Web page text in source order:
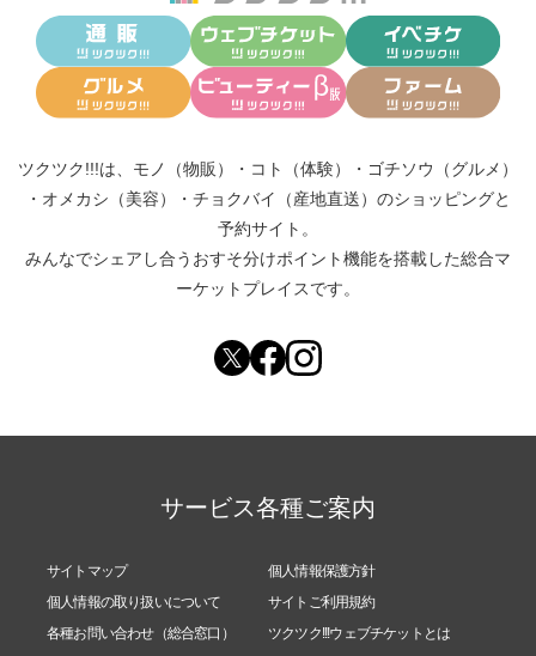
○マニキュアカラー ¥8.800
[敏感肌の方や、アレルギー体質の方、髪に負担をか
す。]
○ヘナカラー ¥8.800
[天然植物の葉を粉にしたもので染めるコース。自然
＜＜＜＜ヘッドスパ＞＞＞＞
ツクツク!!!は、 モノ（物販） ・ コト（体験） ・ ゴチソウ（グルメ）
・ オメカシ（美容） ・ チョクバイ（産地直送） のショッピングと
予約サイト。
みんなでシェアし合う おすそ分けポイント機能を搭載した総合マ
ーケットプレイスです。
サービス各種ご案内
サイトマップ
個人情報保護方針
個人情報の取り扱いについて
サイトご利用規約
各種お問い合わせ（総合窓口）
ツクツク!!!ウェブチケットとは